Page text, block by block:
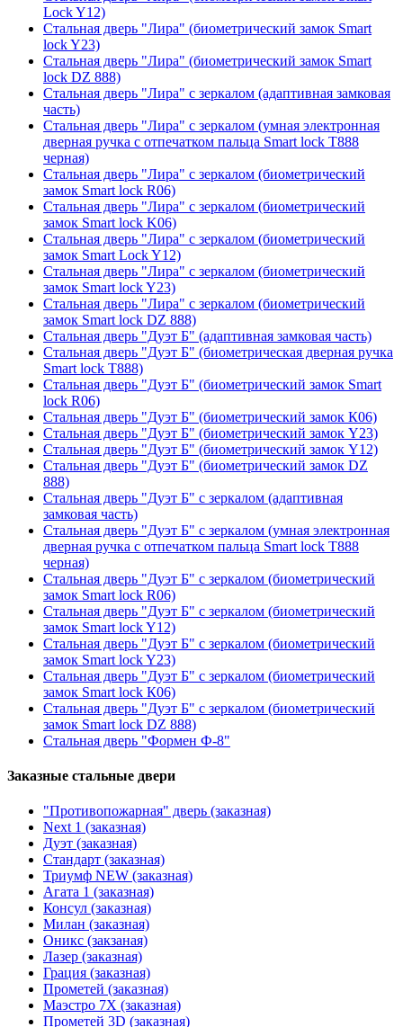
Lock Y12)
Стальная дверь "Лира" (биометрический замок Smart
lock Y23)
Стальная дверь "Лира" (биометрический замок Smart
lock DZ 888)
Стальная дверь "Лира" с зеркалом (адаптивная замковая
часть)
Стальная дверь "Лира" с зеркалом (умная электронная
дверная ручка с отпечатком пальца Smart lock T888
черная)
Стальная дверь "Лира" с зеркалом (биометрический
замок Smart lock R06)
Стальная дверь "Лира" с зеркалом (биометрический
замок Smart lock K06)
Стальная дверь "Лира" с зеркалом (биометрический
замок Smart Lock Y12)
Стальная дверь "Лира" с зеркалом (биометрический
замок Smart lock Y23)
Стальная дверь "Лира" с зеркалом (биометрический
замок Smart lock DZ 888)
Стальная дверь "Дуэт Б" (адаптивная замковая часть)
Стальная дверь "Дуэт Б" (биометрическая дверная ручка
Smart lock T888)
Стальная дверь "Дуэт Б" (биометрический замок Smart
lock R06)
Стальная дверь "Дуэт Б" (биометрический замок К06)
Стальная дверь "Дуэт Б" (биометрический замок Y23)
Стальная дверь "Дуэт Б" (биометрический замок Y12)
Стальная дверь "Дуэт Б" (биометрический замок DZ
888)
Стальная дверь "Дуэт Б" с зеркалом (адаптивная
замковая часть)
Стальная дверь "Дуэт Б" с зеркалом (умная электронная
дверная ручка с отпечатком пальца Smart lock T888
черная)
Стальная дверь "Дуэт Б" с зеркалом (биометрический
замок Smart lock R06)
Стальная дверь "Дуэт Б" с зеркалом (биометрический
замок Smart lock Y12)
Стальная дверь "Дуэт Б" с зеркалом (биометрический
замок Smart lock Y23)
Стальная дверь "Дуэт Б" с зеркалом (биометрический
замок Smart lock К06)
Стальная дверь "Дуэт Б" с зеркалом (биометрический
замок Smart lock DZ 888)
Стальная дверь "Формен Ф-8"
Заказные стальные двери
"Противопожарная" дверь (заказная)
Next 1 (заказная)
Дуэт (заказная)
Стандарт (заказная)
Триумф NEW (заказная)
Агата 1 (заказная)
Консул (заказная)
Милан (заказная)
Оникс (закзаная)
Лазер (заказная)
Грация (заказная)
Прометей (заказная)
Маэстро 7Х (заказная)
Прометей 3D (заказная)